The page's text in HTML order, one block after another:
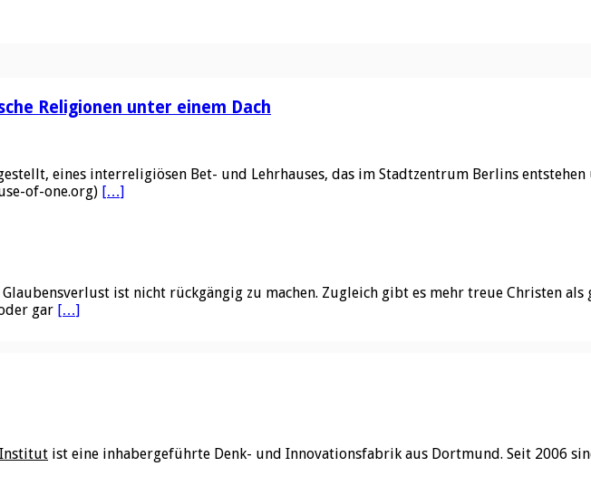
Religionen unter einem Dach
eines interreligiösen Bet- und Lehrhauses, das im Stadtzentrum Berlins entstehen
of-one.org) […]
ist nicht rückgängig zu machen. Zugleich gibt es mehr treue Christen als
gar […]
ist eine inhabergeführte Denk- und Innovationsfabrik aus Dortmund. Seit 2006